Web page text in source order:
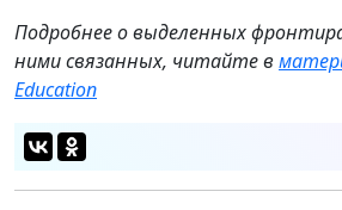
Подробнее о выделенных
ними связанных, читайте в
Education